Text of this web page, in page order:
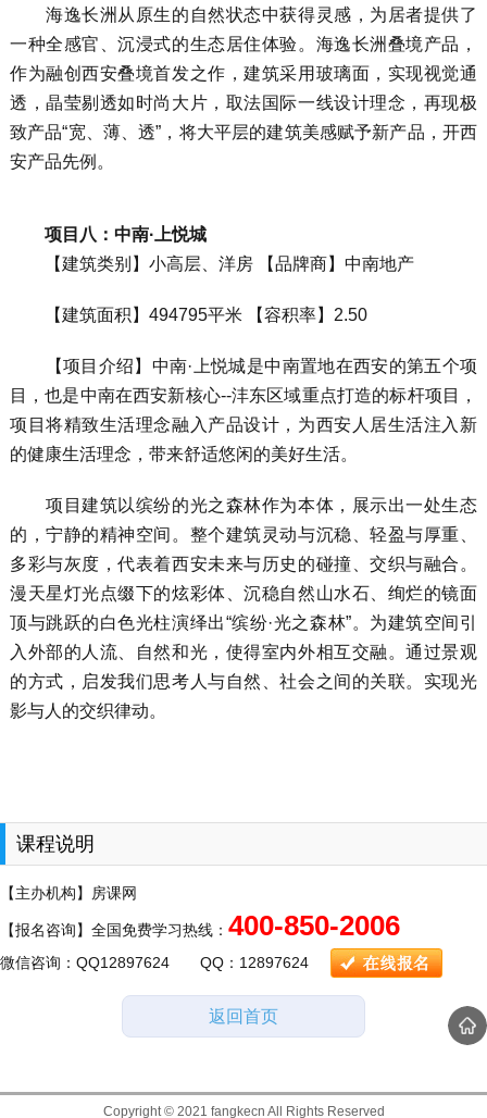
海逸长洲从原生的自然状态中获得灵感，为居者提供了
一种全感官、沉浸式的生态居住体验。海逸长洲叠境产品，
作为融创西安叠境首发之作，建筑采用玻璃面，实现视觉通
透，晶莹剔透如时尚大片，取法国际一线设计理念，再现极
致产品“宽、薄、透”，将大平层的建筑美感赋予新产品，开西
安产品先例。
项目八：中南·上悦城
【建筑类别】小高层、洋房 【品牌商】中南地产
【建筑面积】494795平米 【容积率】2.50
【项目介绍】中南·上悦城是中南置地在西安的第五个项
目，也是中南在西安新核心--沣东区域重点打造的标杆项目，
项目将精致生活理念融入产品设计，为西安人居生活注入新
的健康生活理念，带来舒适悠闲的美好生活。
项目建筑以缤纷的光之森林作为本体，展示出一处生态
的，宁静的精神空间。整个建筑灵动与沉稳、轻盈与厚重、
多彩与灰度，代表着西安未来与历史的碰撞、交织与融合。
漫天星灯光点缀下的炫彩体、沉稳自然山水石、绚烂的镜面
顶与跳跃的白色光柱演绎出“缤纷·光之森林”。为建筑空间引
入外部的人流、自然和光，使得室内外相互交融。通过景观
的方式，启发我们思考人与自然、社会之间的关联。实现光
影与人的交织律动。
课程说明
【主办机构】房课网
【报名咨询】全国免费学习热线： 400-850-2006
微信咨询：QQ12897624 QQ：12897624
返回首页
Copyright © 2021 fangkecn All Rights Reserved